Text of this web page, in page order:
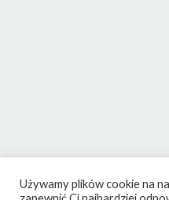
Używamy plików cookie na